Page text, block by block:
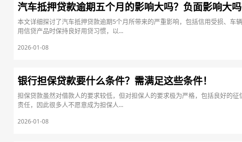
汽车抵押贷款逾期五个月的影响大吗？负面影响大吗
本文详细探讨了汽车抵押贷款逾期5个月所带来的严重影响，包括信用受损、
用信贷产品时保持良好用贷习惯，以...
2026-01-08
银行担保贷款要什么条件？需满足这些条件！
担保贷款虽然对借款人的要求较低，但对担保人的要求极为严格，包括良好的
责任，因此很多人不愿意成为担保人...
2026-01-08